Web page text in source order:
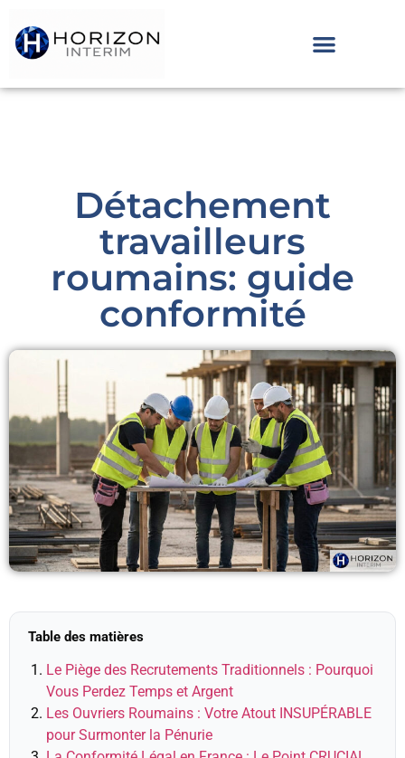
Détachement
travailleurs
roumains: guide
conformité
Table des matières
Le Piège des Recrutements Traditionnels : Pourquoi
Vous Perdez Temps et Argent
Les Ouvriers Roumains : Votre Atout INSUPÉRABLE
pour Surmonter la Pénurie